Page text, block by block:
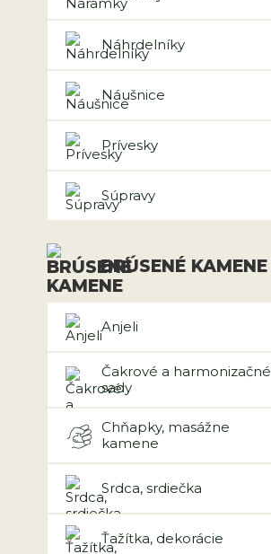
Náhrdelníky
Náušnice
Prívesky
Súpravy
BRÚSENÉ KAMENE
Anjeli
Čakrové a harmonizačné
sady
Chňapky, masážne
kamene
Srdca, srdiečka
Ťažítka, dekorácie